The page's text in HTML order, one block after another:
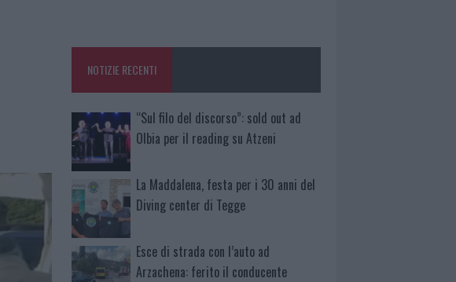
NOTIZIE RECENTI
“Sul filo del discorso”: sold out ad
Olbia per il reading su Atzeni
La Maddalena, festa per i 30 anni del
Diving center di Tegge
Esce di strada con l’auto ad
Arzachena: ferito il conducente